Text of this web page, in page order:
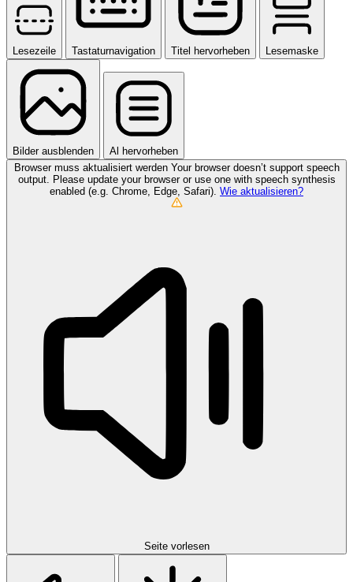
Lesezeile Tastaturnavigation Titel hervorheben Lesemaske
Bilder ausblenden
Al hervorheben
Browser muss aktualisiert werden Your browser doesn’t support speech
output. Please update your browser or use one with speech synthesis
enabled (e.g. Chrome, Edge, Safari). Wie aktualisieren?
Seite vorlesen